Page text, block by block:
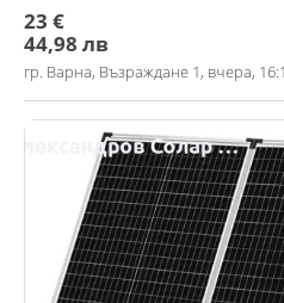
23 €
44,98 лв
гр. Варна, Възраждане 1, вчера,